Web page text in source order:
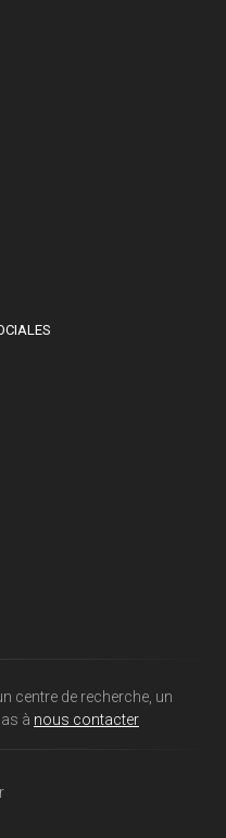
centre de recherche, un
à nous contacter